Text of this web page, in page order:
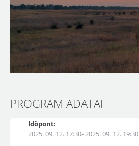
PROGRAM ADATAI
Időpont:
2025. 09. 12. 17:30- 2025. 09. 12. 19:30